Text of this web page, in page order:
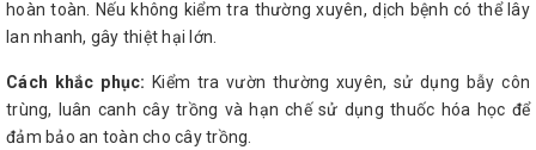
hoàn toàn. Nếu không kiểm tra thường xuyên, dịch bệnh có thể lây
lan nhanh, gây thiệt hại lớn.
Cách khắc phục: Kiểm tra vườn thường xuyên, sử dụng bẫy côn
trùng, luân canh cây trồng và hạn chế sử dụng thuốc hóa học để
đảm bảo an toàn cho cây trồng.